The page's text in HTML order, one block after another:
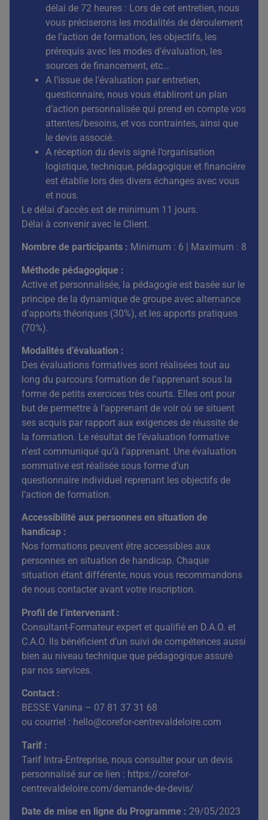
délai de 72 heures : Lors de cet entretien, nous
vous préciserons les modalités de déroulement
de l’action de formation, les objectifs, les
prérequis avec les modes d’évaluation, les
sources de financement, etc…
A l’issue de l’évaluation par entretien,
questionnaire, nous vous établiront un plan
d’action personnalisée qui prend en compte vos
attentes/besoins, et vos contraintes, ainsi que
le devis associé.
A réception du devis signé l’organisation
logistique, technique, pédagogique et financière
est établie lors des divers échanges avec vous
et nous.
Le délai d’accès est de minimum 11 jours.
Délai à convenir avec le Client.
Nombre de participants : Minimum : 6 | Maximum : 8
Méthode pédagogique :
Active et personnalisée, la pédagogie est basée sur le
principe de la dynamique de groupe avec alternance
d’apports théoriques (30%), et les apports pratiques
(70%).
Modalités d’évaluation :
Des évaluations formatives sont réalisées tout au
long du parcours formation de l’apprenant sous la
forme de petits exercices très courts. Elles ont pour
but de permettre à l’apprenant de voir où se situent
ses acquis par rapport aux exigences de réussite de
la formation. Le résultat de l’évaluation formative
n’est communiqué qu’à l’apprenant. Une évaluation
sommative est réalisée sous forme d’un
questionnaire individuel reprenant les objectifs de
l’action de formation.
Accessibilité aux personnes en situation de
handicap :
Nos formations peuvent être accessibles aux
personnes en situation de handicap. Chaque
situation étant différente, nous vous recommandons
de nous contacter avant votre inscription.
Profil de l’intervenant :
Consultant-Formateur expert et qualifié en D.A.O. et
C.A.O. Ils bénéficient d’un suivi de compétences aussi
bien au niveau technique que pédagogique assuré
par nos services.
Contact :
BESSE Vanina – 07 81 37 31 68
ou courriel : hello@corefor-centrevaldeloire.com
Tarif :
Tarif Intra-Entreprise, nous consulter pour un devis
personnalisé sur ce lien : https://corefor-
centrevaldeloire.com/demande-de-devis/
Date de mise en ligne du Programme : 29/05/2023